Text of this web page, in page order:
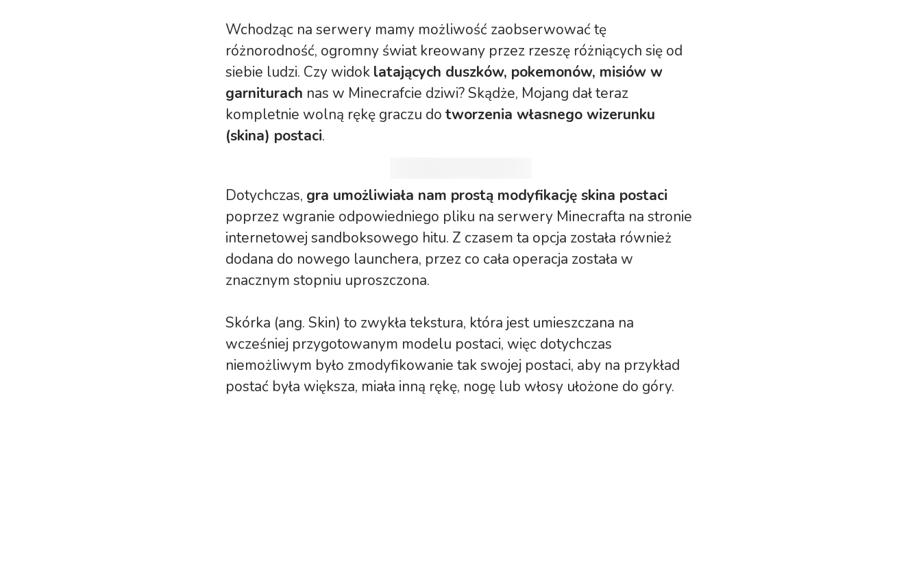
Wchodząc na serwery mamy możliwość zaobserwować tę
różnorodność, ogromny świat kreowany przez rzeszę różniących się od
siebie ludzi. Czy widok latających duszków, pokemonów, misiów w
garniturach nas w Minecrafcie dziwi? Skądże, Mojang dał teraz
kompletnie wolną rękę graczu do tworzenia własnego wizerunku
(skina) postaci.
Dotychczas, gra umożliwiała nam prostą modyfikację skina postaci
poprzez wgranie odpowiedniego pliku na serwery Minecrafta na stronie
internetowej sandboksowego hitu. Z czasem ta opcja została również
dodana do nowego launchera, przez co cała operacja została w
znacznym stopniu uproszczona.
Skórka (ang. Skin) to zwykła tekstura, która jest umieszczana na
wcześniej przygotowanym modelu postaci, więc dotychczas
niemożliwym było zmodyfikowanie tak swojej postaci, aby na przykład
postać była większa, miała inną rękę, nogę lub włosy ułożone do góry.